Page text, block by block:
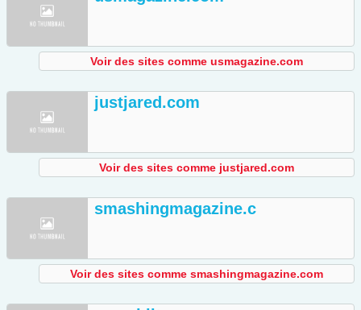
Voir des sites comme usmagazine.com
justjared.com
Voir des sites comme justjared.com
smashingmagazine.c
Voir des sites comme smashingmagazine.com